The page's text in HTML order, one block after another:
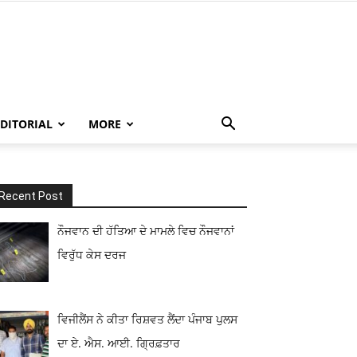
MORE
Recent Post
ਨੌਜਵਾਨ ਦੀ ਹੱਤਿਆ ਦੇ ਮਾਮਲੇ ਵਿਚ ਨੌਜਵਾਨਾਂ
ਵਿਰੁੱਧ ਕੇਸ ਦਰਜ
ਵਿਜੀਲੈਂਸ ਨੇ ਕੀਤਾ ਰਿਸ਼ਵਤ ਲੈਂਦਾ ਪੰਜਾਬ ਪੁਲਸ
ਦਾ ਏ. ਐਸ. ਆਈ. ਗ੍ਰਿਫ਼ਤਾਰ